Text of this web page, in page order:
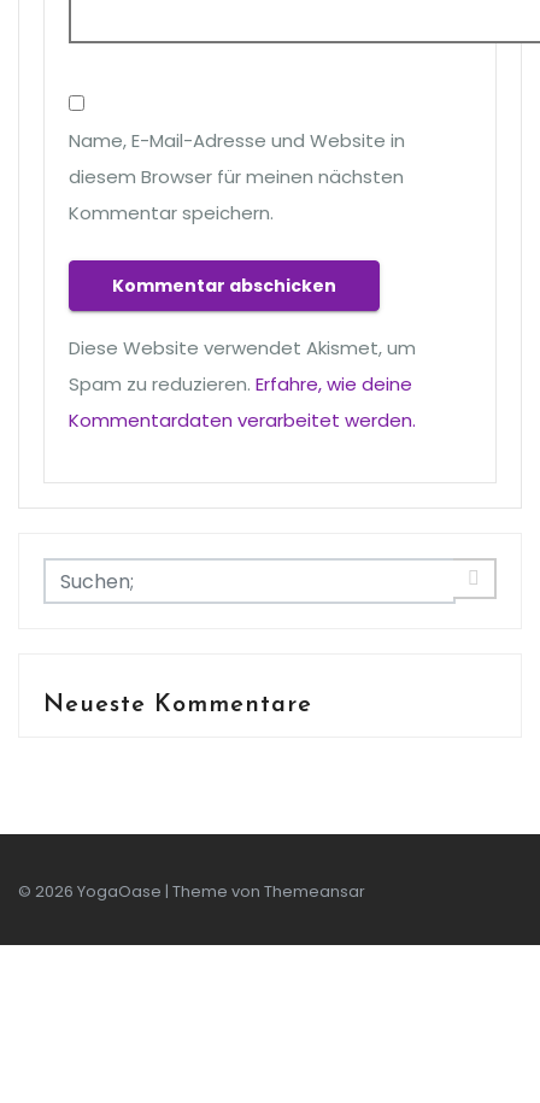
Name, E-Mail-Adresse und Website in
diesem Browser für meinen nächsten
Kommentar speichern.
Diese Website verwendet Akismet, um
Spam zu reduzieren. Erfahre, wie deine
Kommentardaten verarbeitet werden.
Neueste Kommentare
© 2026 YogaOase | Theme von Themeansar